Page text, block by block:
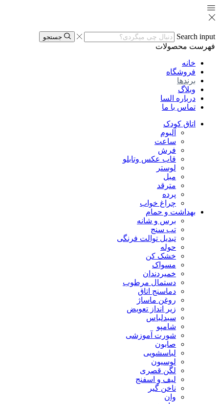
Search input جستجو
فهرست محصولات
خانه
فروشگاه
برندها
وبلاگ
درباره السا
تماس با ما
اتاق کودک
آلبوم
ساعت
فرش
قاب عکس وتابلو
لوستر
مبل
مترقد
پرده
چراغ خواب
بهداشت و حمام
برس و شانه
تب سنج
تبدیل توالت فرنگی
حوله
خشک کن
مسواک
خمیردندان
دستمال مرطوب
دماسنج اتاق
روغن ماساژ
زیر انداز تعویض
سبدلباس
شامپو
شورت آموزشی
صابون
لباسشویی
لوسیون
لگن قصری
لیف و اسفنج
ناخن گیر
وان